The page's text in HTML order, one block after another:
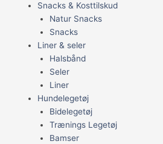
Snacks & Kosttilskud
Natur Snacks
Snacks
Liner & seler
Halsbånd
Seler
Liner
Hundelegetøj
Bidelegetøj
Trænings Legetøj
Bamser